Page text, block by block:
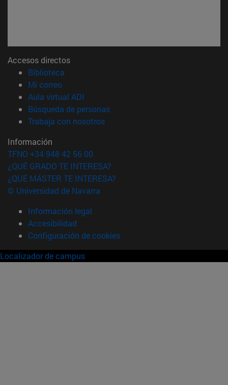
Accesos directos
Biblioteca
Mi correo(abre en nueva ventana)
Aula virtual ADI
Búsqueda de personas(abre en nueva ventana)
Trabaja con nosotros(abre en nueva ventana)
Información
TFNO +34 948 42 56 00
¿QUÉ GRADO TE INTERESA?
¿QUÉ MÁSTER TE INTERESA?
© Universidad de Navarra
Información legal
Accesibilidad
Configuración de cookies
Localizador de campus